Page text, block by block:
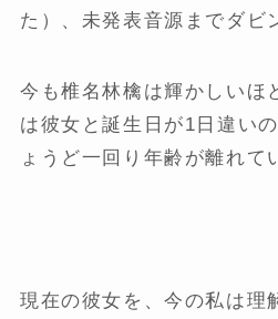
た）、未発表音源までダビ
今も椎名林檎は輝かしいほ
は彼女と誕生日が1日違い
ょうど一回り年齢が離れて
現在の彼女を、今の私は理